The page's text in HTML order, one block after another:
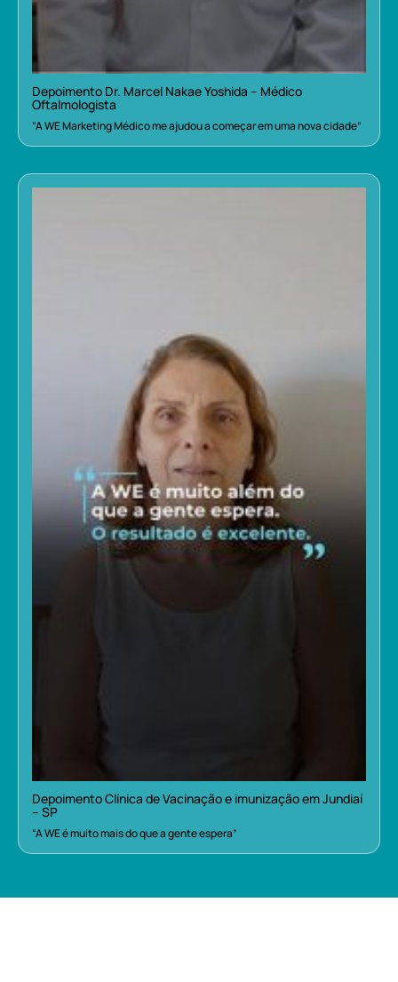
Depoimento Dr. Marcel Nakae Yoshida – Médico
Oftalmologista
“A WE Marketing Médico me ajudou a começar em uma nova cidade”
Depoimento Clínica de Vacinação e imunização em Jundiaí
– SP
“A WE é muito mais do que a gente espera”